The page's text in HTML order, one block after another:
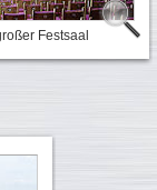
Festsaal